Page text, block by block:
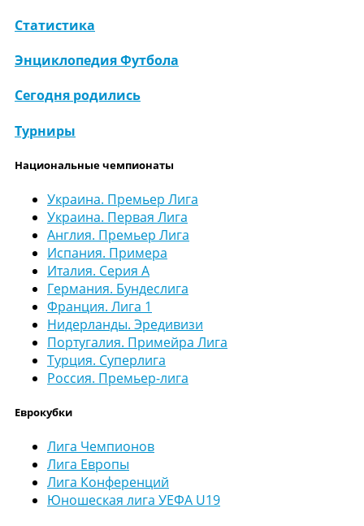
Статистика
Энциклопедия Футбола
Сегодня родились
Турниры
Национальные чемпионаты
Украина. Премьер Лига
Украина. Первая Лига
Англия. Премьер Лига
Испания. Примера
Италия. Серия А
Германия. Бундеслига
Франция. Лига 1
Нидерланды. Эредивизи
Португалия. Примейра Лига
Турция. Суперлига
Россия. Премьер-лига
Еврокубки
Лига Чемпионов
Лига Европы
Лига Конференций
Юношеская лига УЕФА U19